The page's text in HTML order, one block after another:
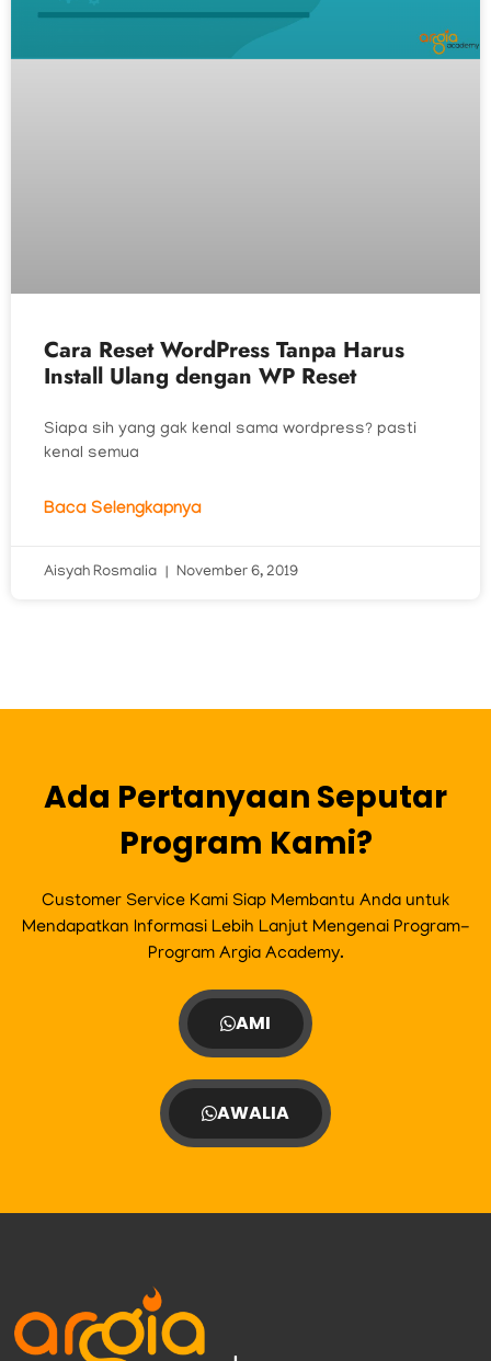
Cara Reset WordPress Tanpa Harus
Install Ulang dengan WP Reset
Siapa sih yang gak kenal sama wordpress? pasti
kenal semua
Baca Selengkapnya
Aisyah Rosmalia November 6, 2019
Ada Pertanyaan Seputar
Program Kami?
Customer Service Kami Siap Membantu Anda untuk
Mendapatkan Informasi Lebih Lanjut Mengenai Program-
Program Argia Academy.
AMI
AWALIA